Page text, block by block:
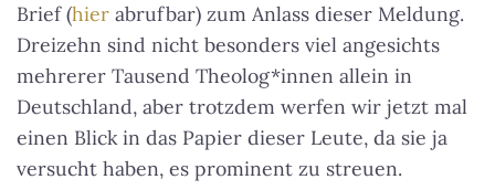
Brief (hier abrufbar) zum Anlass dieser Meldung.
Dreizehn sind nicht besonders viel angesichts
mehrerer Tausend Theolog*innen allein in
Deutschland, aber trotzdem werfen wir jetzt mal
einen Blick in das Papier dieser Leute, da sie ja
versucht haben, es prominent zu streuen.